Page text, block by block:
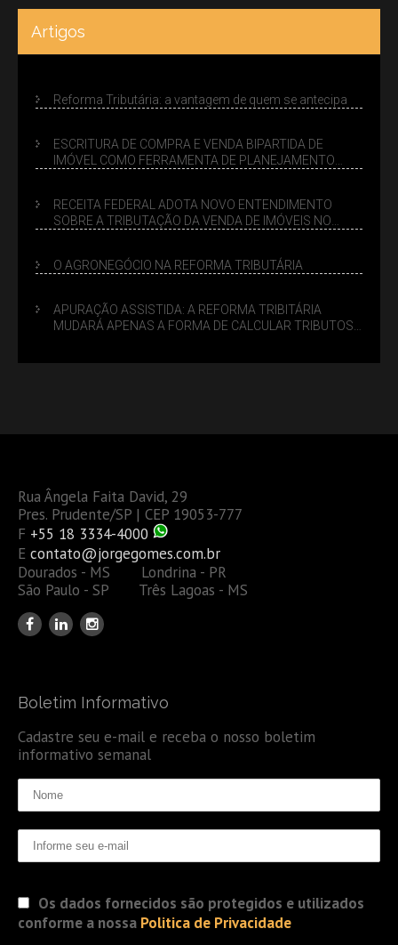
Artigos
Reforma Tributária: a vantagem de quem se antecipa
ESCRITURA DE COMPRA E VENDA BIPARTIDA DE
IMÓVEL COMO FERRAMENTA DE PLANEJAMENTO
RECEITA FEDERAL ADOTA NOVO ENTENDIMENTO
SOBRE A TRIBUTAÇÃO DA VENDA DE IMÓVEIS NO
O AGRONEGÓCIO NA REFORMA TRIBUTÁRIA
APURAÇÃO ASSISTIDA: A REFORMA TRIBITÁRIA
MUDARÁ APENAS A FORMA DE CALCULAR TRIBUTOS
Rua Ângela Faita David, 29
Pres. Prudente/SP | CEP 19053-777
F +55 18 3334-4000
E contato@jorgegomes.com.br
Dourados - MS Londrina - PR
São Paulo - SP Três Lagoas - MS
Boletim Informativo
Cadastre seu e-mail e receba o nosso boletim
informativo semanal
Os dados fornecidos são protegidos e utilizados
conforme a nossa Politica de Privacidade